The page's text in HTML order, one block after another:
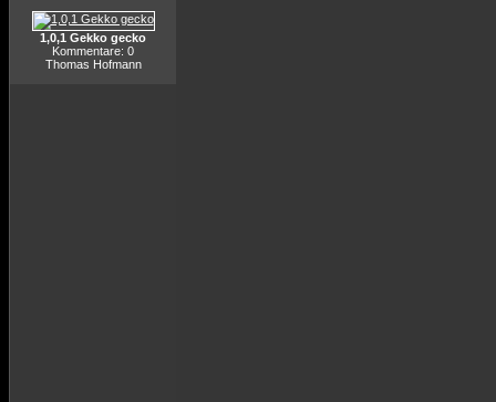
1,0,1 Gekko gecko
Kommentare: 0
Thomas Hofmann